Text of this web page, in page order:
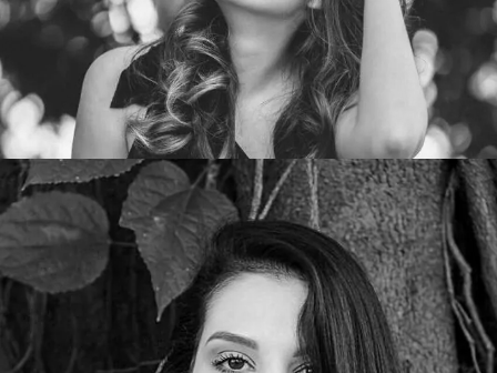
Promotora 2